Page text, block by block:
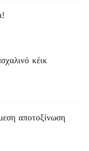
κέικ
αποτοξίνωση